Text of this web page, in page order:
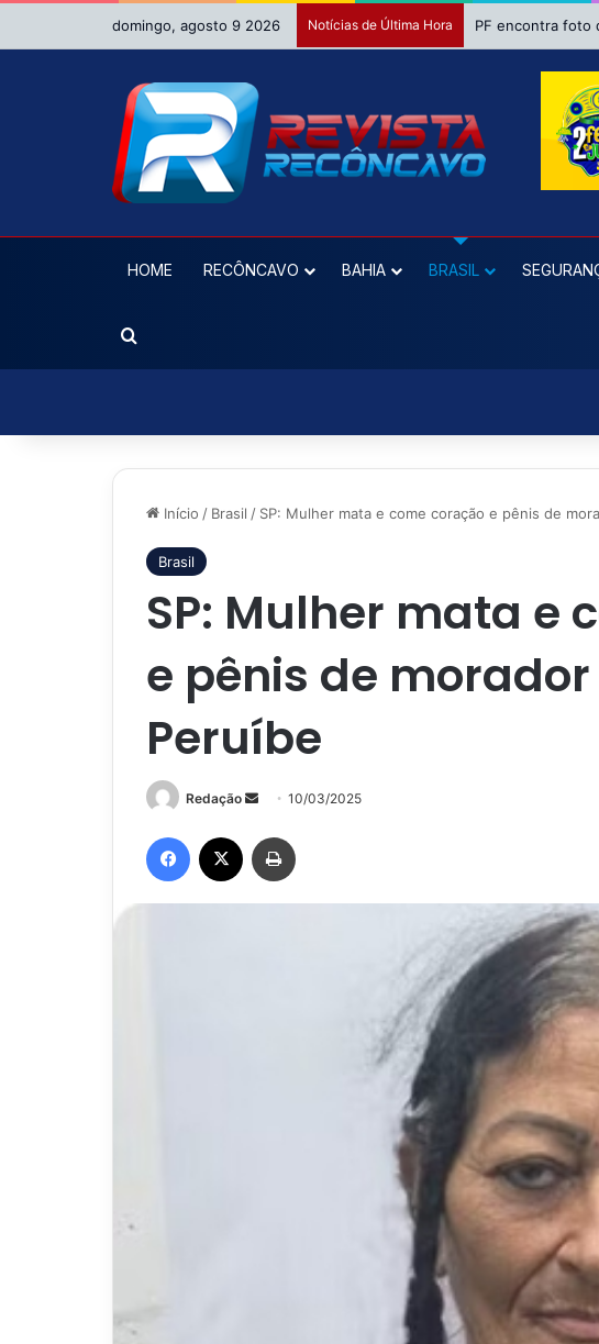
domingo, agosto 9 2026 Notícias de Última Hora MPE pede ao
HOME RECÔNCAVO BAHIA BRASIL
Procurar por
Início / Brasil / SP: Mulher mata e come coração e pênis de
Brasil
SP: Mulher mata e
e pênis de
Peruíbe
Redação
Mande
e-
mail
10/03/2025
Facebook